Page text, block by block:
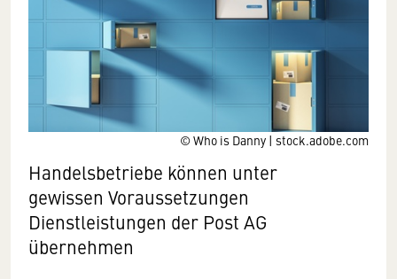
© Who is Danny | stock.adobe.com
Handelsbetriebe können unter
gewissen Voraussetzungen
Dienstleistungen der Post AG
übernehmen